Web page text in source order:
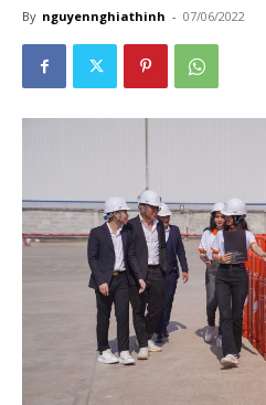
By nguyennghiathinh - 07/06/2022